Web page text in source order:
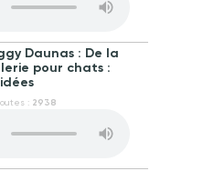
Daunas : De la
pour chats :
: 2938